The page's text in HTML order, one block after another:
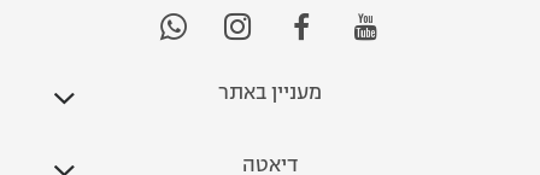
מעניין באתר
דיאטה